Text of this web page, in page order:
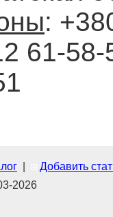
:
61-58-
Добавить
2026